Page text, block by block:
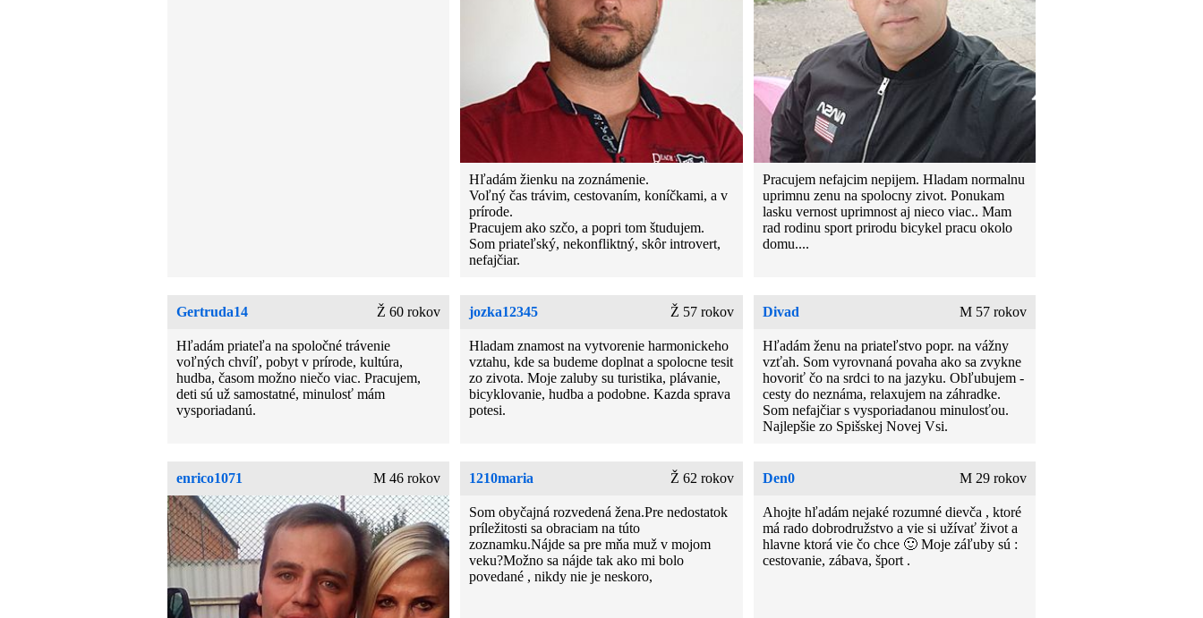
Hľadám žienku na zoznámenie.
Voľný čas trávim, cestovaním, koníčkami, a v
prírode.
Pracujem ako szčo, a popri tom študujem.
Som priateľský, nekonfliktný, skôr introvert,
nefajčiar.
Pracujem nefajcim nepijem. Hladam normalnu
uprimnu zenu na spolocny zivot. Ponukam
lasku vernost uprimnost aj nieco viac.. Mam
rad rodinu sport prirodu bicykel pracu okolo
domu....
Gertruda14 Ž 60 rokov
Hľadám priateľa na spoločné trávenie
voľných chvíľ, pobyt v prírode, kultúra,
hudba, časom možno niečo viac. Pracujem,
deti sú už samostatné, minulosť mám
vysporiadanú.
jozka12345 Ž 57 rokov
Hladam znamost na vytvorenie harmonickeho
vztahu, kde sa budeme doplnat a spolocne tesit
zo zivota. Moje zaluby su turistika, plávanie,
bicyklovanie, hudba a podobne. Kazda sprava
potesi.
Divad M 57 rokov
Hľadám ženu na priateľstvo popr. na vážny
vzťah. Som vyrovnaná povaha ako sa zvykne
hovoriť čo na srdci to na jazyku. Obľubujem -
cesty do neznáma, relaxujem na záhradke.
Som nefajčiar s vysporiadanou minulosťou.
Najlepšie zo Spišskej Novej Vsi.
enrico1071 M 46 rokov 1210maria Ž 62 rokov
Som obyčajná rozvedená žena.Pre nedostatok
príležitosti sa obraciam na túto
zoznamku.Nájde sa pre mňa muž v mojom
veku?Možno sa nájde tak ako mi bolo
povedané , nikdy nie je neskoro,
Den0 M 29 rokov
Ahojte hľadám nejaké rozumné dievča , ktoré
má rado dobrodružstvo a vie si užívať život a
hlavne ktorá vie čo chce 🙂 Moje záľuby sú :
cestovanie, zábava, šport .